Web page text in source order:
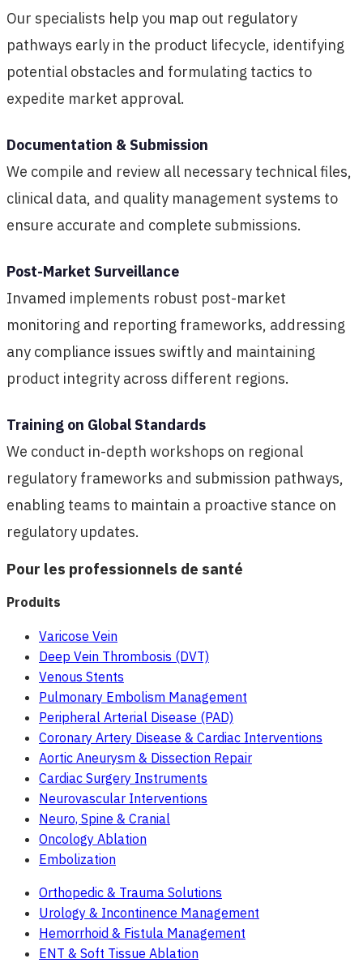
Our specialists help you map out regulatory
pathways early in the product lifecycle, identifying
potential obstacles and formulating tactics to
expedite market approval.
Documentation & Submission
We compile and review all necessary technical files,
clinical data, and quality management systems to
ensure accurate and complete submissions.
Post-Market Surveillance
Invamed implements robust post-market
monitoring and reporting frameworks, addressing
any compliance issues swiftly and maintaining
product integrity across different regions.
Training on Global Standards
We conduct in-depth workshops on regional
regulatory frameworks and submission pathways,
enabling teams to maintain a proactive stance on
regulatory updates.
Pour les professionnels de santé
Produits
Varicose Vein
Deep Vein Thrombosis (DVT)
Venous Stents
Pulmonary Embolism Management
Peripheral Arterial Disease (PAD)
Coronary Artery Disease & Cardiac Interventions
Aortic Aneurysm & Dissection Repair
Cardiac Surgery Instruments
Neurovascular Interventions
Neuro, Spine & Cranial
Oncology Ablation
Embolization
Orthopedic & Trauma Solutions
Urology & Incontinence Management
Hemorrhoid & Fistula Management
ENT & Soft Tissue Ablation